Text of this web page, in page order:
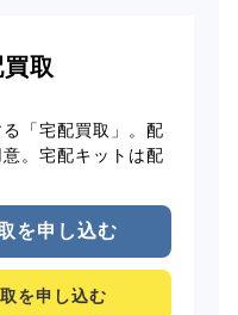
取
「宅配買取」。配
。宅配キットは配
を申し込む
を申し込む